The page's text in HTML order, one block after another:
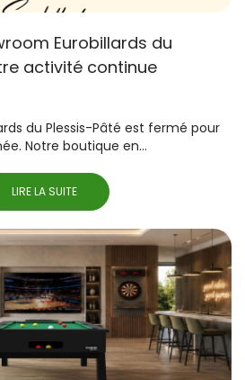
Eurobillards du
activité continue
du Plessis-Pâté est fermé pour
Notre boutique en...
LIRE LA SUITE